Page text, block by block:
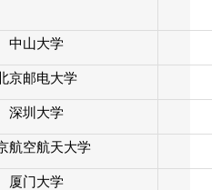
中山大学
京邮电大学
深圳大学
航空航天大学
厦门大学